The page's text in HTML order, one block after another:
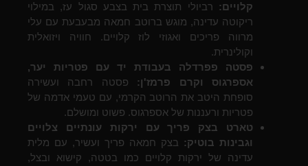
קלויים: רביולי תוצרת בית בצבע סגול עז, במילוי
ריקוטה עדינה, מוגש ברוטב חמאה מבעבעת עם עלי
מרווה פריכים ואגוזי לוז קלויים. חוויה ויזואלית
וקולינרית.
פסטה פפרדלה בעבודת יד עם פטריות יער,
אספרגוס וקרם פרמז'ן: פסטה רחבה ועשירה
סופחת היטב את הרוטב הקרמי, עם טעמי אדמה של
פטריות ורעננות של אספרגוס. פשוט ומושלם.
טארט בצק פריך עם ירקות עונתיים צלויים
וגבינות בוטיק: בצק חמאה פריך ועשיר, עם מלית
עדינה של ירקות קלויים כמו בטטה, קישוא ובצל,